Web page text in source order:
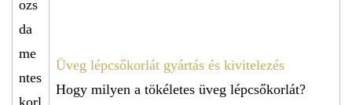
Üveg lépcsőkorlát gyártás és kivitelezés
Hogy milyen a tökéletes üveg lépcsőkorlát?